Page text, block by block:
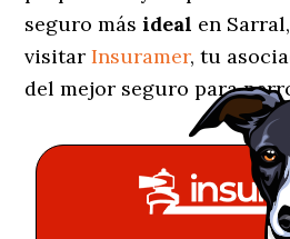
seguro másideal en
visitarInsuramer, tu
del mejor seguro para